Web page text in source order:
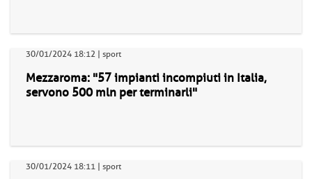
30/01/2024 18:12 | sport
Mezzaroma: "57 impianti incompiuti in Italia,
servono 500 mln per terminarli"
30/01/2024 18:11 | sport